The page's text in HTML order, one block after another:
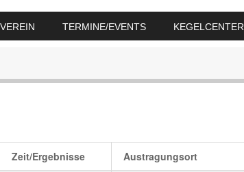
TERMINE/EVENTS KEGELCENTER
Zeit/Ergebnisse Austragungsort